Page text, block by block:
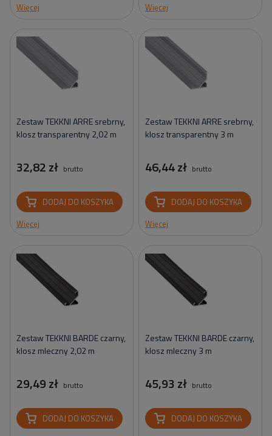
Więcej
Więcej
Zestaw TEKKNI ARRE srebrny,
klosz transparentny 2,02 m
32,82 zł brutto
DODAJ DO KOSZYKA
Więcej
Zestaw TEKKNI ARRE srebrny,
klosz transparentny 3 m
46,44 zł brutto
DODAJ DO KOSZYKA
Więcej
Zestaw TEKKNI BARDE czarny,
klosz mleczny 2,02 m
29,49 zł brutto
DODAJ DO KOSZYKA
Zestaw TEKKNI BARDE czarny,
klosz mleczny 3 m
45,93 zł brutto
DODAJ DO KOSZYKA